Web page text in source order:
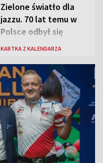
Zielone światło dla
jazzu. 70 lat temu w
Polsce odbył się
pierwszy festiwal
KARTKA Z KALENDARZA